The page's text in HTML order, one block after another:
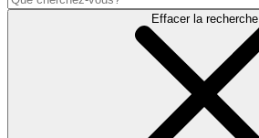
Effacer la recherche